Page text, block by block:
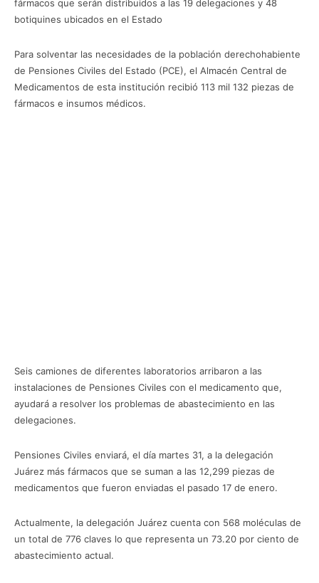
fármacos que serán distribuidos a las 19 delegaciones y 48
botiquines ubicados en el Estado
Para solventar las necesidades de la población derechohabiente
de Pensiones Civiles del Estado (PCE), el Almacén Central de
Medicamentos de esta institución recibió 113 mil 132 piezas de
fármacos e insumos médicos.
Seis camiones de diferentes laboratorios arribaron a las
instalaciones de Pensiones Civiles con el medicamento que,
ayudará a resolver los problemas de abastecimiento en las
delegaciones.
Pensiones Civiles enviará, el día martes 31, a la delegación
Juárez más fármacos que se suman a las 12,299 piezas de
medicamentos que fueron enviadas el pasado 17 de enero.
Actualmente, la delegación Juárez cuenta con 568 moléculas de
un total de 776 claves lo que representa un 73.20 por ciento de
abastecimiento actual.